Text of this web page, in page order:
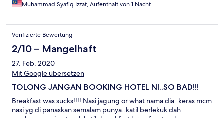
Muhammad Syafiq Izzat, Aufenthalt von 1 Nacht
Verifizierte Bewertung
2/10 – Mangelhaft
27. Feb. 2020
Mit Google übersetzen
TOLONG JANGAN BOOKING HOTEL NI..SO BAD!!!
Breakfast was sucks!!!! Nasi jagung or what nama dia..keras mcm
nasi yg di panaskan semalam punya..katil berlekuk dah